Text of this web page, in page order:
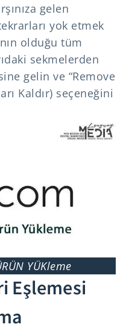
gelen
yok etmek
olduğu tüm
sekmelerden
gelin ve “Remove
Kaldır) seçeneğini
YÜKleme
Eşlemesi